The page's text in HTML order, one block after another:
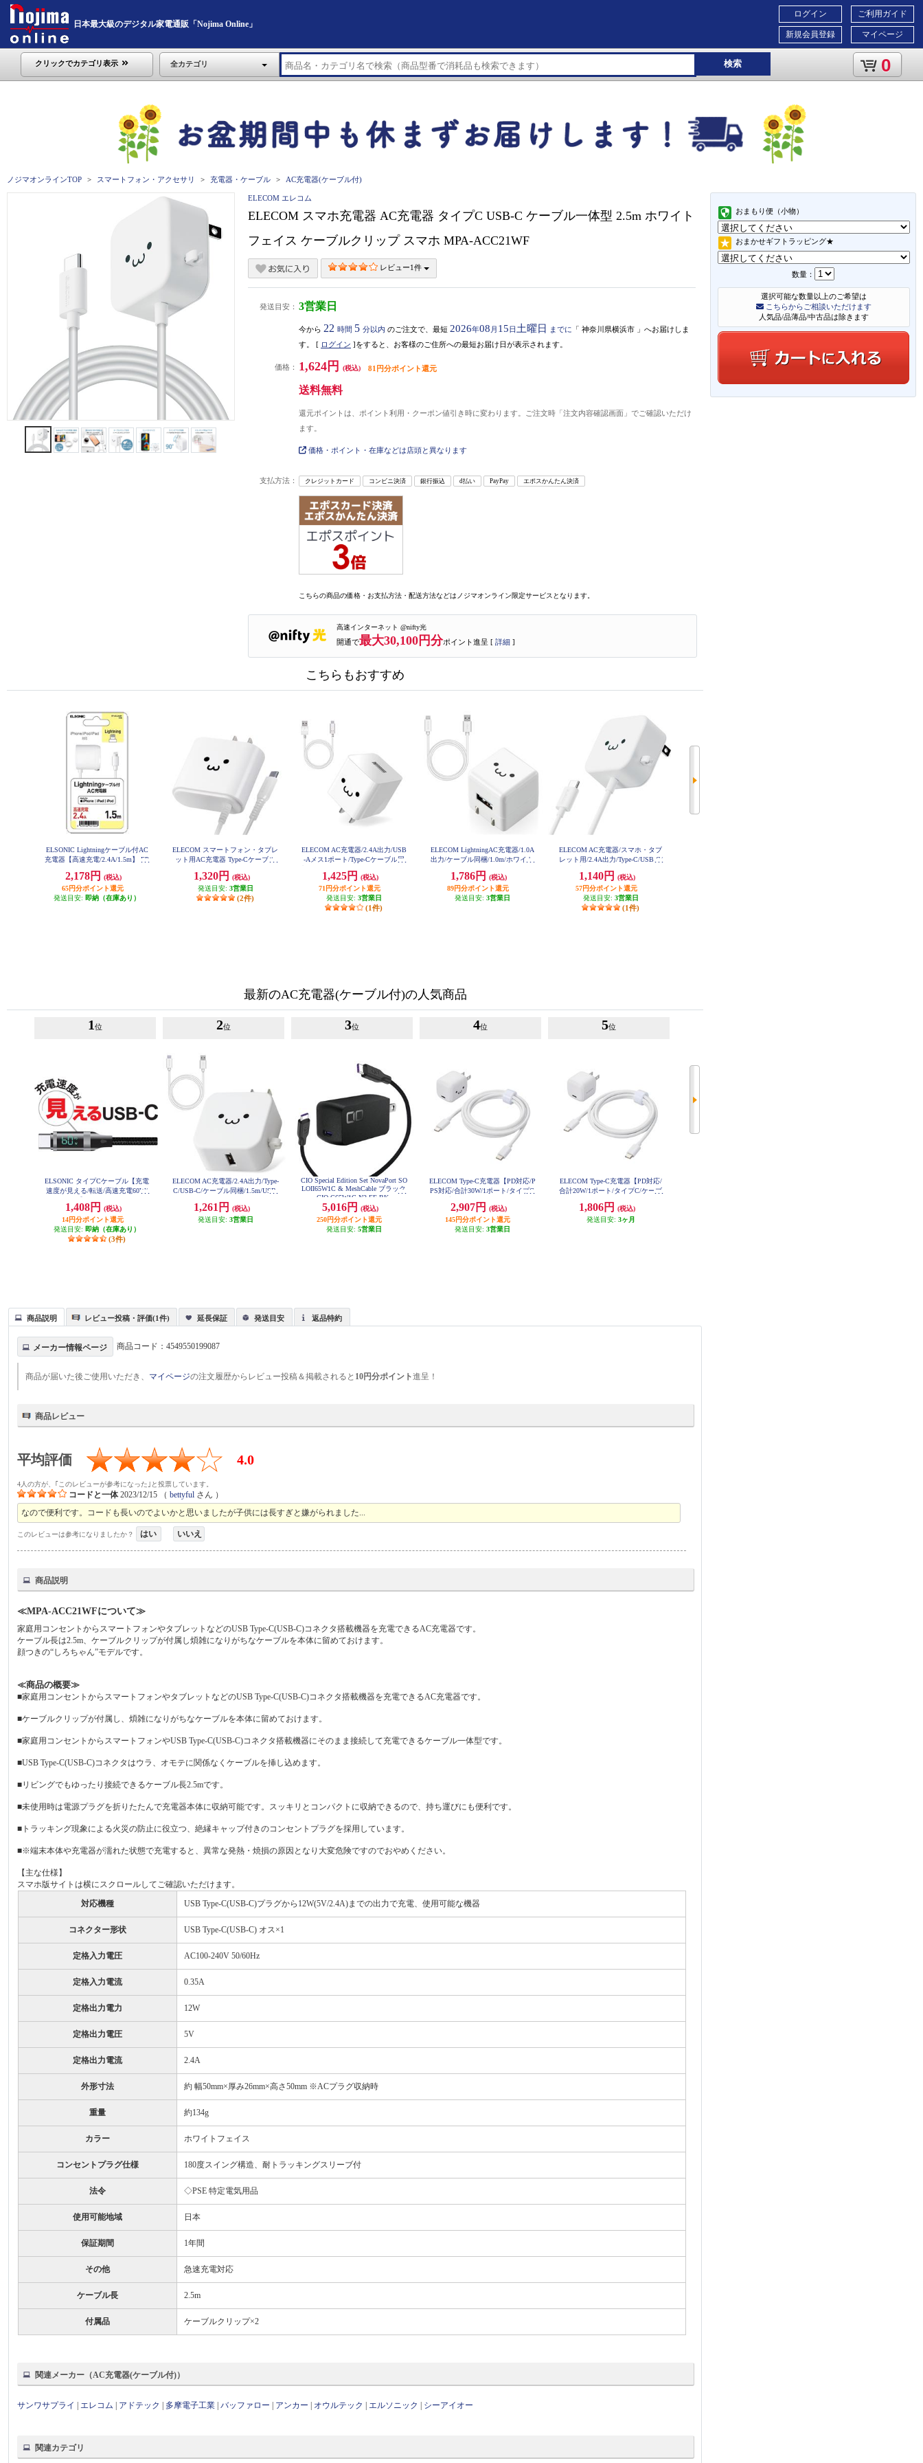
日本最大級のデジタル家電通販「Nojima Online」
ご利用ガイド
マイページ
ログイン
新規会員登録
クリックでカテゴリ表示 全カテゴリ 検索 0
ノジマオンラインTOP スマートフォン・アクセサリ 充電器・ケーブル AC充電器(ケーブル付)
おまもり便（小物）
おまかせギフトラッピング★
数量：
選択可能な数量以上のご希望は
こちらからご相談いただけます
人気品/品薄品/中古品は除きます
ELECOM エレコム
ELECOM スマホ充電器 AC充電器 タイプC USB-C ケーブル一体型 2.5m ホワイト
フェイス ケーブルクリップ スマホ MPA-ACC21WF
レビュー1件
発送目安： 3営業日
今から 22 時間 5 分以内 のご注文で、最短 2026年08 月 15日 土曜日 までに 「 神奈川県横浜市 」 へお届けしま
す。 [ ログイン ]をすると、お客様のご住所への最短お届け日が表示されます。
価格： 1,624円 (税込) 81円分ポイント還元
送料無料
還元ポイントは、ポイント利用・クーポン値引き時に変わります。ご注文時「注文内容確認画面」でご確認いただけ
ます。
価格・ポイント・在庫などは店頭と異なります
支払方法： クレジットカード コンビニ決済 銀行振込 d払い PayPay エポスかんたん決済
こちらの商品の価格・お支払方法・配送方法などはノジマオンライン限定サービスとなります。
高速インターネット @nifty光
開通で最大30,100円分ポイント進呈 [ 詳細 ]
こちらもおすすめ
ELSONIC Lightningケーブル付AC
充電器【高速充電/2.4A/1.5m】 EP
2,178円
(税込)
65円分ポイント還元
発送目安: 即納（在庫あり）
ELECOM スマートフォン・タブレ
ット用AC充電器 Type-Cケーブル
ス MPA-ACC02WF
1,320円
(税込)
発送目安: 3営業日
(2件)
ELECOM AC充電器/2.4A出力/USB
-Aメス1ポート/Type-Cケーブル同
PA-ACC12WF
1,425円
(税込)
71円分ポイント還元
発送目安: 3営業日
(1件)
ELECOM LightningAC充電器/1.0A
出力/ケーブル同梱/1.0m/ホワイト
1,786円
(税込)
89円分ポイント還元
発送目安: 3営業日
ELECOM AC充電器/スマホ・タブ
レット用/2.4A出力/Type-C/USB-C/
ェイス MPAACC20
1,140円
(税込)
57円分ポイント還元
発送目安: 3営業日
(1件)
最新のAC充電器(ケーブル付)の人気商品
1 位
ELSONIC タイプCケーブル【充電
速度が見える/転送/高速充電60W/
1,408円
(税込)
14円分ポイント還元
発送目安: 即納（在庫あり）
(3件)
2位
ELECOM AC充電器/2.4A出力/Type-
C/USB-C/ケーブル同梱/1.5m/USB-
MPAACC23
1,261円
(税込)
発送目安: 3営業日
3位
CIO Special Edition Set NovaPort SO
LOII65W1C & MeshCable ブラック
CIO-G65W1C-N2-EE-BK
5,016円
(税込)
250円分ポイント還元
発送目安: 5営業日
4位
ELECOM Type-C充電器【PD対応/P
PS対応/合計30W/1ポート/タイプC
one/iPad/Android/その他機種対応/
しろちゃん(ホワイト×ブラック)】
MPA-ACCP8130WF
2,907円
(税込)
145円分ポイント還元
発送目安: 3営業日
5位
ELECOM Type-C充電器【PD対応/
合計20W/1ポート/タイプC/ケーブ
の他機種対応/ホワイト】 MPA-AC
CP7620WH
1,806円
(税込)
発送目安: 3ヶ月
商品説明 レビュー投稿・評価(1件) 延長保証 発送目安 返品特約
メーカー情報ページ 商品コード：4549550199087
商品が届いた後ご使用いただき、 マイページの注文履歴からレビュー投稿＆掲載されると 10円分ポイント進呈！
商品レビュー
平均評価 4.0
4人の方が、｢このレビューが参考になった｣と投票しています。
コードと一体 2023/12/15 （bettyful さん ）
なので便利です。コードも長いのでよいかと思いましたが子供には長すぎと嫌がられました...
このレビューは参考になりましたか？ はい いいえ
商品説明
≪MPA-ACC21WFについて≫
家庭用コンセントからスマートフォンやタブレットなどのUSB Type-C(USB-C)コネクタ搭載機器を充電できるAC充電器です。
ケーブル長は2.5m、ケーブルクリップが付属し煩雑になりがちなケーブルを本体に留めておけます。
顔つきの“しろちゃん”モデルです。
≪商品の概要≫
■家庭用コンセントからスマートフォンやタブレットなどのUSB Type-C(USB-C)コネクタ搭載機器を充電できるAC充電器です。
■ケーブルクリップが付属し、煩雑になりがちなケーブルを本体に留めておけます。
■家庭用コンセントからスマートフォンやUSB Type-C(USB-C)コネクタ搭載機器にそのまま接続して充電できるケーブル一体型です。
■USB Type-C(USB-C)コネクタはウラ、オモテに関係なくケーブルを挿し込めます。
■リビングでもゆったり接続できるケーブル長2.5mです。
■未使用時は電源プラグを折りたたんで充電器本体に収納可能です。スッキリとコンパクトに収納できるので、持ち運びにも便利です。
■トラッキング現象による火災の防止に役立つ、絶縁キャップ付きのコンセントプラグを採用しています。
■※端末本体や充電器が濡れた状態で充電すると、異常な発熱・焼損の原因となり大変危険ですのでおやめください。
【主な仕様】
スマホ版サイトは横にスクロールしてご確認いただけます。
対応機種
USB Type-C(USB-C)プラグから12W(5V/2.4A)までの出力で充電、使用可能な機器
コネクター形状 USB Type-C(USB-C) オス×1
定格入力電圧 AC100-240V 50/60Hz
定格入力電流 0.35A
定格出力電力 12W
定格出力電圧 5V
定格出力電流 2.4A
外形寸法 約 幅50mm×厚み26mm×高さ50mm ※ACプラグ収納時
重量 約134g
カラー ホワイトフェイス
コンセントプラグ仕様 180度スイング構造、耐トラッキングスリーブ付
法令 ◇PSE 特定電気用品
使用可能地域 日本
保証期間 1年間
その他 急速充電対応
ケーブル長 2.5m
付属品 ケーブルクリップ×2
関連メーカー（AC充電器(ケーブル付)）
サンワサプライ エレコム アドテック 多摩電子工業 |バッファロー アンカー オウルテック エルソニック シーアイオー
関連カテゴリ